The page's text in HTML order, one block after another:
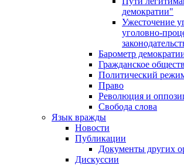
демократии"
Ужесточение
уголовно-
Барометр
Гражданское
Политический
Право
Революция и
Свобода слова
Язык вражды
Новости
Публикации
Документы других
Дискуссии